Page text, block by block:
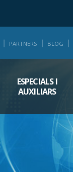
PARTNERS BLOG
ESPECIALS I
AUXILIARS